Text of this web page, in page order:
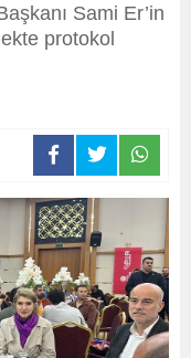
Sami Er’in
protokol